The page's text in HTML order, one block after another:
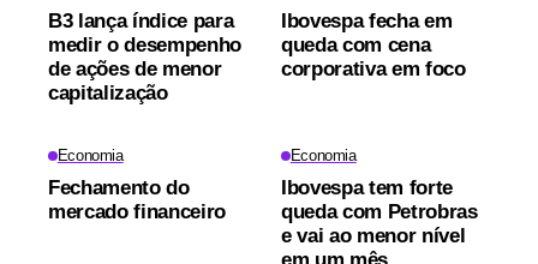
B3 lança índice para
medir o desempenho
de ações de menor
capitalização
Ibovespa fecha em
queda com cena
corporativa em foco
Economia
Fechamento do
mercado financeiro
Economia
Ibovespa tem forte
queda com Petrobras
e vai ao menor nível